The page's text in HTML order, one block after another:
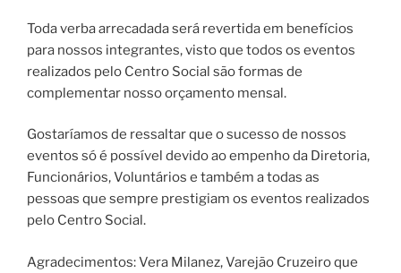
Toda verba arrecadada será revertida em benefícios
para nossos integrantes, visto que todos os eventos
realizados pelo Centro Social são formas de
complementar nosso orçamento mensal.
Gostaríamos de ressaltar que o sucesso de nossos
eventos só é possível devido ao empenho da Diretoria,
Funcionários, Voluntários e também a todas as
pessoas que sempre prestigiam os eventos realizados
pelo Centro Social.
Agradecimentos: Vera Milanez, Varejão Cruzeiro que